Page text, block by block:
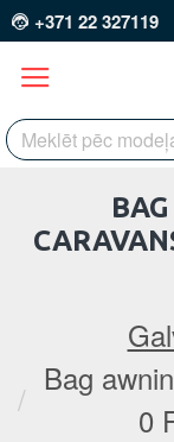
+371 22 327119
Bag
0